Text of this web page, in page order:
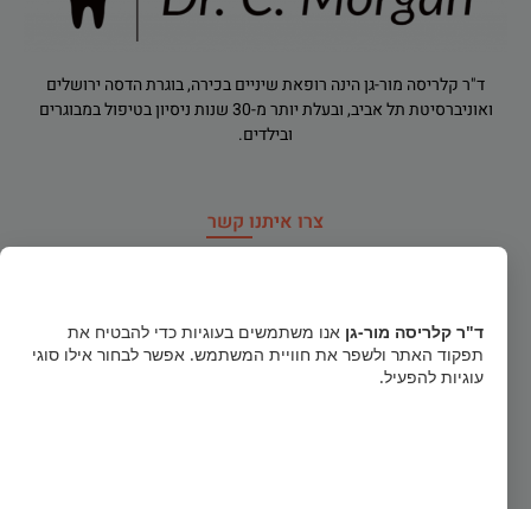
ד"ר קלריסה מור-גן הינה רופאת שיניים בכירה, בוגרת הדסה ירושלים
ואוניברסיטת תל אביב, ובעלת יותר מ-30 שנות ניסיון בטיפול במבוגרים
ובילדים.
צרו איתנו קשר
טלפון חירום052-856-1122
ד"ר קלריסה מור-גן אנו משתמשים בעוגיות כדי להבטיח את
תפקוד האתר ולשפר את חוויית המשתמש. אפשר לבחור אילו סוגי
עוגיות להפעיל.